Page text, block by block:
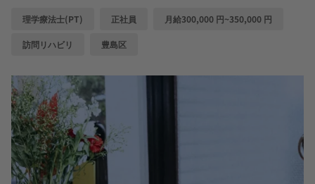
理学療法士(PT) 正社員 月給300,000 円~350,000 円
訪問リハビリ 豊島区